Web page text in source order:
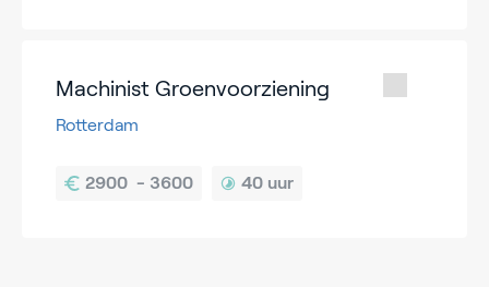
Machinist Groenvoorziening
Rotterdam
40 uur